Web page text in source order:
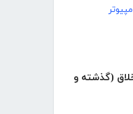
(گذشته و